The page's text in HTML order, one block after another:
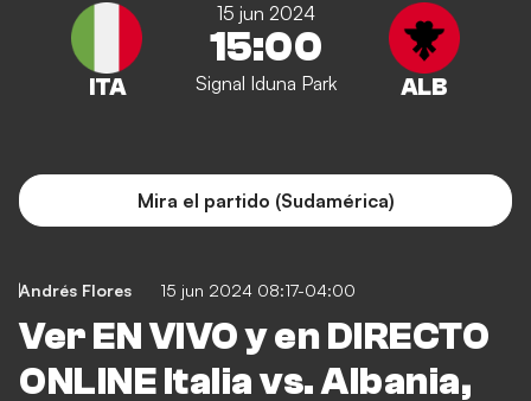
15 jun 2024
15:00
Signal Iduna Park
Mira el partido (Sudamérica)
Andrés Flores 15 jun 2024 08:17-04:00
Ver EN VIVO y en DIRECTO
ONLINE Italia vs. Albania,